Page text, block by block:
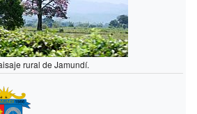
rural de Jamundí.